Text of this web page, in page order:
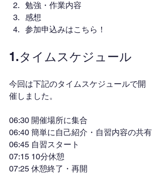
勉強・作業内容
感想
参加申込みはこちら！
1.タイムスケジュール
今回は下記のタイムスケジュールで開
催しました。
06:30 開催場所に集合
06:40 簡単に自己紹介・自習内容の共有
06:45 自習スタート
07:15 10分休憩
07:25 休憩終了・再開